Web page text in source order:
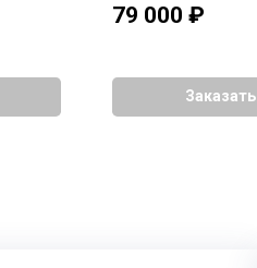
79 000 ₽
Заказать